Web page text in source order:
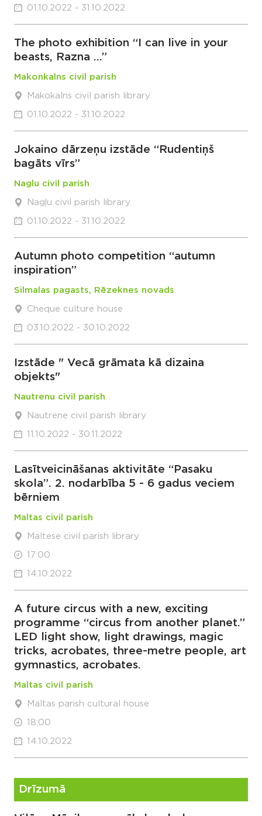
01.10.2022 - 31.10.2022
The photo exhibition “I can live in your
beasts, Razna …”
Makonkalns civil parish
Makokalns civil parish library
01.10.2022 - 31.10.2022
Jokaino dārzeņu izstāde “Rudentiņš
bagāts vīrs”
Naglu civil parish
Nagļu civil parish library
01.10.2022 - 31.10.2022
Autumn photo competition “autumn
inspiration”
Silmalas pagasts, Rēzeknes novads
Cheque culture house
03.10.2022 - 30.10.2022
Izstāde " Vecā grāmata kā dizaina
objekts"
Nautrenu civil parish
Nautrene civil parish library
11.10.2022 - 30.11.2022
Lasītveicināšanas aktivitāte “Pasaku
skola”. 2. nodarbība 5 - 6 gadus veciem
bērniem
Maltas civil parish
Maltese civil parish library
17:00
14.10.2022
A future circus with a new, exciting
programme “circus from another planet.”
LED light show, light drawings, magic
tricks, acrobates, three-metre people, art
gymnastics, acrobates.
Maltas civil parish
Maltas parish cultural house
18:00
14.10.2022
Drīzumā